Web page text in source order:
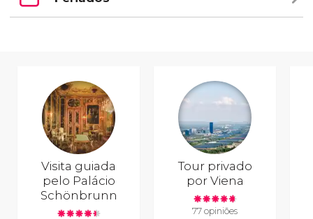
Visita guiada
pelo Palácio
Schönbrunn
Tour privado
por Viena
77 opiniões